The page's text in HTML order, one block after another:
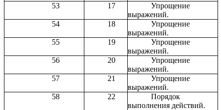
53
17
Упрощение
выражений.
54
18
Упрощение
выражений.
55
19
Упрощение
выражений.
56
20
Упрощение
выражений.
57
21
Упрощение
выражений.
58
22
Порядок
выполнения действий.